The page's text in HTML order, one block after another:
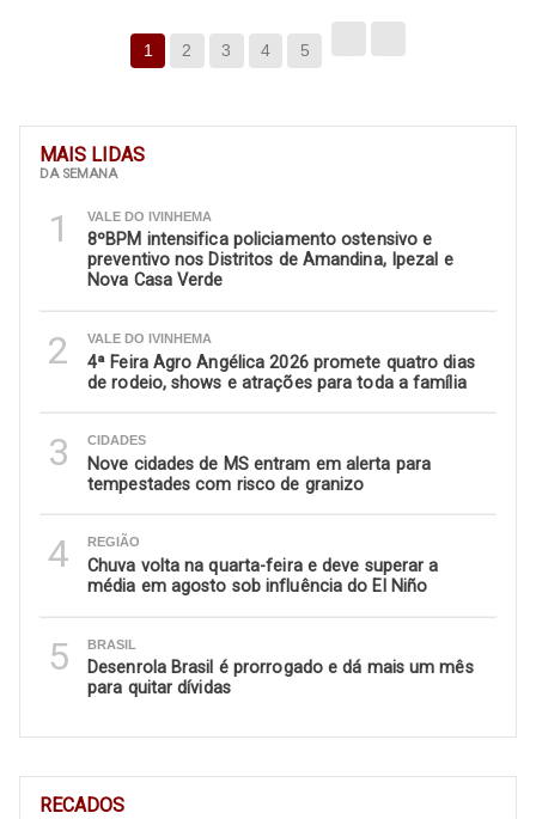
1 2 3 4 5
MAIS LIDAS
DA SEMANA
1 VALE DO IVINHEMA
8ºBPM intensifica policiamento ostensivo e
preventivo nos Distritos de Amandina, Ipezal e
Nova Casa Verde
2 VALE DO IVINHEMA
4ª Feira Agro Angélica 2026 promete quatro dias
de rodeio, shows e atrações para toda a família
3 CIDADES
Nove cidades de MS entram em alerta para
tempestades com risco de granizo
4 REGIÃO
Chuva volta na quarta-feira e deve superar a
média em agosto sob influência do El Niño
5 BRASIL
Desenrola Brasil é prorrogado e dá mais um mês
para quitar dívidas
RECADOS